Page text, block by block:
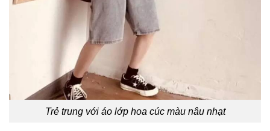
Trẻ trung với áo lớp hoa cúc màu nâu nhạt